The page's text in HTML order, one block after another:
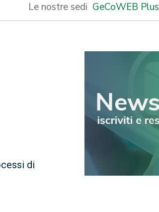
Le nostre sedi GeCoWEB Plus
di